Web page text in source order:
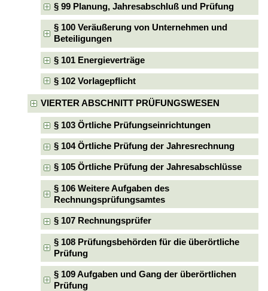
§ 99 Planung, Jahresabschluß und Prüfung
§ 100 Veräußerung von Unternehmen und
Beteiligungen
§ 101 Energieverträge
§ 102 Vorlagepflicht
VIERTER ABSCHNITT PRÜFUNGSWESEN
§ 103 Örtliche Prüfungseinrichtungen
§ 104 Örtliche Prüfung der Jahresrechnung
§ 105 Örtliche Prüfung der Jahresabschlüsse
§ 106 Weitere Aufgaben des
Rechnungsprüfungsamtes
§ 107 Rechnungsprüfer
§ 108 Prüfungsbehörden für die überörtliche
Prüfung
§ 109 Aufgaben und Gang der überörtlichen
Prüfung